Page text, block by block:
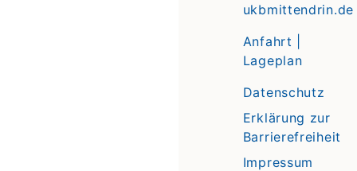
ukbmittendrin.de
Anfahrt |
Lageplan
Datenschutz
Erklärung zur
Barrierefreiheit
Impressum